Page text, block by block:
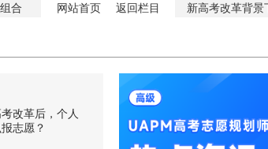
合
网站首页 返回栏目
新高考改革背景
改革后，个人
志愿？